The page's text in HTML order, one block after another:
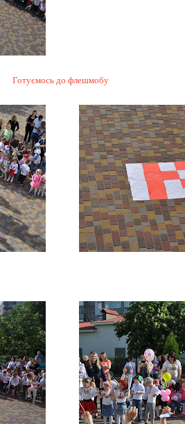
Готуємось до флешмобу